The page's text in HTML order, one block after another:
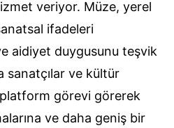
veriyor. Müze, yerel
ifadeleri
aidiyet duygusunu teşvik
sanatçılar ve kültür
platform görevi görerek
ve daha geniş bir